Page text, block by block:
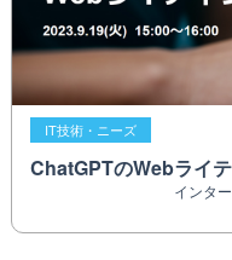
IT技術・ニーズ
ChatGPTのWebライ
インタ